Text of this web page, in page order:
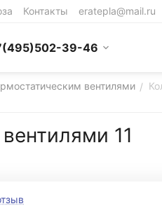
Контакты eratepla@mail.ru
39-46
вентилями /
11